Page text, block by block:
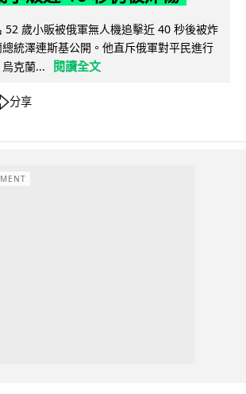
52 歲小販被俄軍無人機追擊近 40 秒後被炸
統澤連斯基公開。他直斥俄軍對平民進行
烏克蘭...
閱讀全文
分享